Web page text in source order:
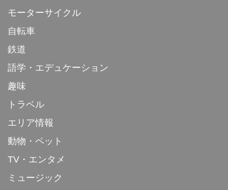
モーターサイクル
自転車
鉄道
語学・エデュケーション
趣味
トラベル
エリア情報
動物・ペット
TV・エンタメ
ミュージック